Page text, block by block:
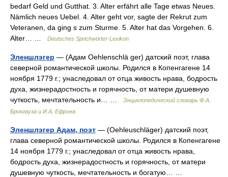
bedarf Geld und Gutthat. 3. Alter erfährt alle Tage etwas Neues.
Nämlich neues Uebel. 4. Alter geht vor, sagte der Rekrut zum
Veteranen, da ging s zum Sturme. 5. Alter hat das Vorgehen. 6.
Alter… …
Deutsches Sprichwörter-Lexikon
Эленшлэгер — (Адам Oehlenschlä ger) датский поэт, глава
северной романтической школы. Родился в Копенгагене 14
ноября 1779 г.; унаследовал от отца живость нрава, бодрость
духа, жизнерадостность и горячность, от матери душевную
чуткость, мечтательность и… …
Энциклопедический словарь Ф.А.
Брокгауза и И.А. Ефрона
Эленшлэгер Адам, поэт — (Oehleuschläger) датский поэт,
глава северной романтической школы. Родился в Копенгагене
14 ноября 1779 г.; унаследовал от отца живость нрава,
бодрость духа, жизнерадостность и горячность, от матери
душевную чуткость, мечтательность и богатую… …